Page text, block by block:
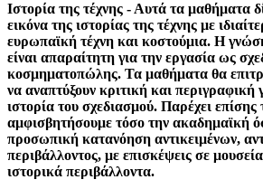
Ιστορία της τέχνης - Αυτά τα μαθήματα
εικόνα της ιστορίας της τέχνης με
ευρωπαϊκή τέχνη και κοστούμια. Η
είναι απαραίτητη για την εργασία ως
κοσμηματοπώλης. Τα μαθήματα θα
να αναπτύξουν κριτική και περιγραφική
ιστορία του σχεδιασμού. Παρέχει επίσης
αμφισβητήσουμε τόσο την ακαδημαϊκή
προσωπική κατανόηση αντικειμένων,
περιβάλλοντος, με επισκέψεις σε
ιστορικά περιβάλλοντα.